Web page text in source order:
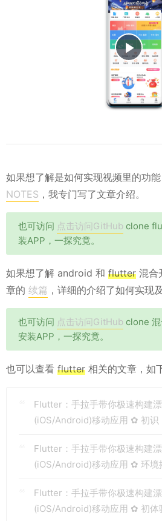
Play
Video
如果想了解是如何实现视频里的功
NOTES ，我专门写了文章介绍。
也可访问 点击访问GitHub clone
装APP，一探究竟。
如果想了解 android 和 flutter 混合
章的 续篇 ，详细的介绍了如何实现
也可访问 点击访问GitHub clone
安装APP，一探究竟。
也可以查看 flutter 相关的文章，如
Flutter：手拉手带你极速构建
(iOS/Android)移动应用 ✿ 初识
Flutter：手拉手带你极速构建
(iOS/Android)移动应用 ✿ 环境
Flutter：手拉手带你极速构建
(iOS/Android)移动应用 ✿ 初体